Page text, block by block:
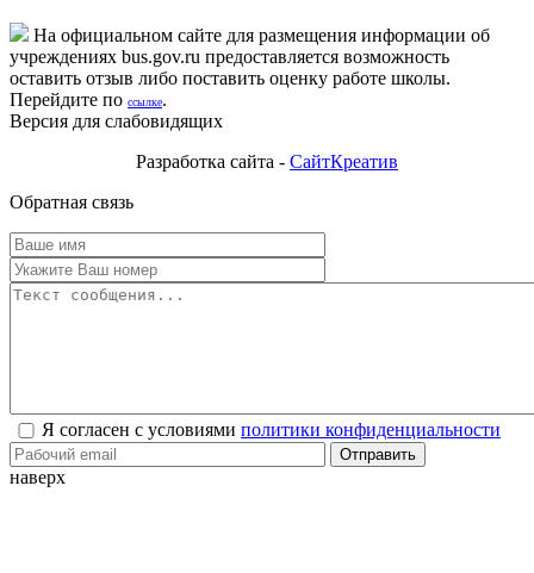
На официальном сайте для размещения информации об
учреждениях bus.gov.ru предоставляется возможность
оставить отзыв либо поставить оценку работе школы.
Перейдите по ссылке.
Версия для слабовидящих
Разработка сайта - СайтКреатив
Обратная связь
Я согласен с условиями политики конфиденциальности
Отправить
наверх